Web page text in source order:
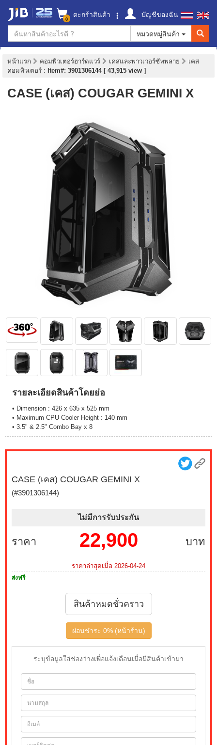
0 ตะกร้าสินค้า
บัญชีของฉัน
หมวดหมู่สินค้า
หน้าแรก คอมพิวเตอร์ฮาร์ดแวร์ เคสและพาวเวอร์ซัพพลาย
เคส
คอมพิวเตอร์ : Item#: 3901306144 [ 43,915 view ]
CASE (เคส) COUGAR GEMINI X
รายละเอียดสินค้าโดยย่อ
• Dimension : 426 x 635 x 525 mm
• Maximum CPU Cooler Height : 140 mm
• 3.5" & 2.5" Combo Bay x 8
CASE (เคส) COUGAR GEMINI X
(#3901306144)
ไม่มีการรับประกัน
ราคา บาท
22,900
ราคาล่าสุดเมื่อ 2026-04-24
ส่งฟรี
สินค้าหมดชั่วคราว
ผ่อนชำระ 0% (หน้าร้าน)
ระบุข้อมูลใส่ช่องว่างเพื่อแจ้งเตือนเมื่อมีสินค้าเข้ามา